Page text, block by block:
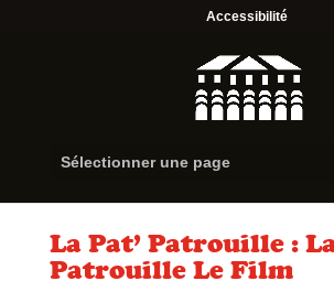
Accessibilité
Sélectionner une page
La Pat’ Patrouille :
Patrouille Le Film